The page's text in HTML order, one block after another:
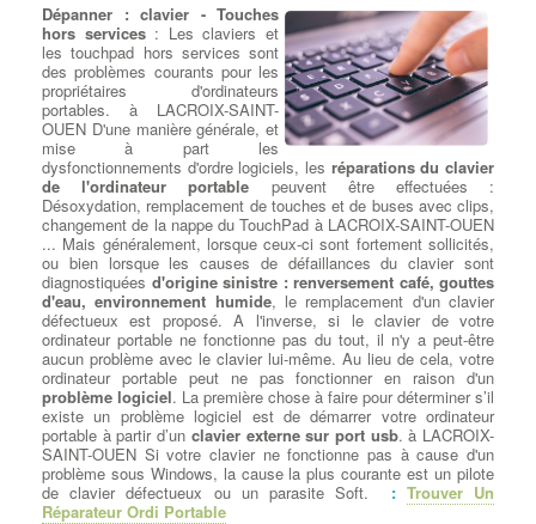
Dépanner : clavier - Touches
hors services: Les claviers et
les touchpad hors services sont
des problèmes courants pour les
propriétaires d'ordinateurs
portables. à LACROIX-SAINT-
OUEN D'une manière générale, et
mise à part les
dysfonctionnements d'ordre logiciels, les réparations du clavier
de l'ordinateur portable peuvent être effectuées :
Désoxydation, remplacement de touches et de buses avec clips,
changement de la nappe du TouchPad à LACROIX-SAINT-OUEN
... Mais généralement, lorsque ceux-ci sont fortement sollicités,
ou bien lorsque les causes de défaillances du clavier sont
diagnostiquées d'origine sinistre : renversement café, gouttes
d'eau, environnement humide, le remplacement d'un clavier
défectueux est proposé. A l'inverse, si le clavier de votre
ordinateur portable ne fonctionne pas du tout, il n'y a peut-être
aucun problème avec le clavier lui-même. Au lieu de cela, votre
ordinateur portable peut ne pas fonctionner en raison d'un
problème logiciel. La première chose à faire pour déterminer s’il
existe un problème logiciel est de démarrer votre ordinateur
portable à partir d’un clavier externe sur port usb. à LACROIX-
SAINT-OUEN Si votre clavier ne fonctionne pas à cause d'un
problème sous Windows, la cause la plus courante est un pilote
de clavier défectueux ou un parasite Soft. : Trouver Un
Réparateur Ordi Portable